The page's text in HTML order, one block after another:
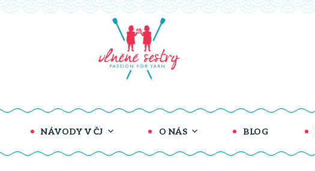
NÁVODY V ČJ O NÁS BLOG